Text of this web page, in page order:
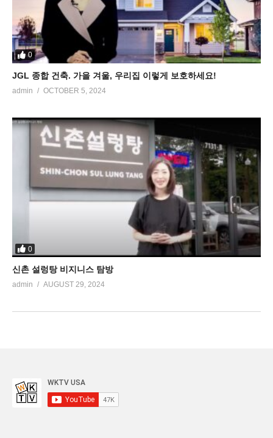
0
JGL 종합 건축. 가을 겨울, 우리집 이렇게 보호하세요!
admin OCTOBER 5, 2024
0
신촌 설렁탕 비지니스 탐방
admin AUGUST 29, 2024